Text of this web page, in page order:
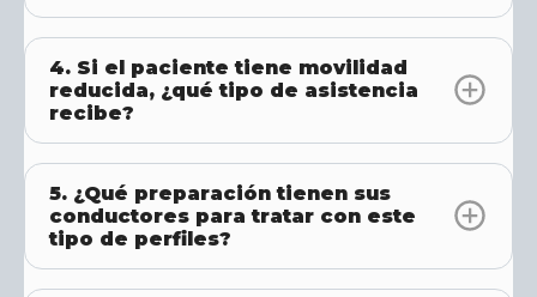
4. Si el paciente tiene movilidad
reducida, ¿qué tipo de asistencia
recibe?
5. ¿Qué preparación tienen sus
conductores para tratar con este
tipo de perfiles?